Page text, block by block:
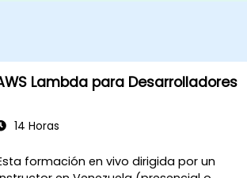
Lambda para Desarrolladores
14 Horas
formación en vivo dirigida por un